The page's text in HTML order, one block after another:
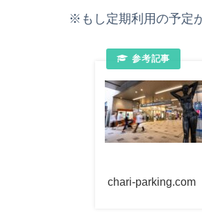
※もし定期利用の予定
chari-parking.com